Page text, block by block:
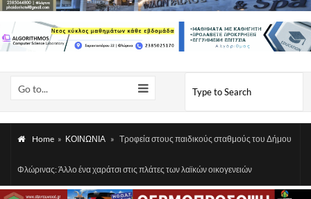
Go to...
Home » ΚΟΙΝΩΝΙΑ » Τροφεία στους παιδικούς σταθμούς του Δήμου
Φλώρινας: Άλλο ένα χαράτσι στις πλάτες των λαϊκών οικογενειών